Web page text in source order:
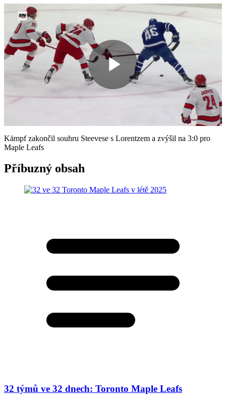
Play
Video
Kämpf zakončil souhru Steevese s Lorentzem a zvýšil na 3:0 pro
Maple Leafs
Příbuzný obsah
32 týmů ve 32 dnech: Toronto Maple Leafs